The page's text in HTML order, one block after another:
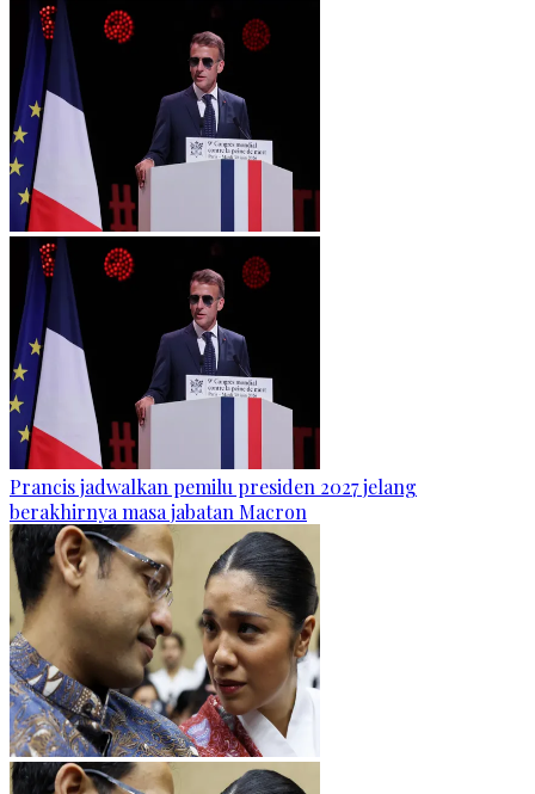
Prancis jadwalkan pemilu presiden 2027 jelang
berakhirnya masa jabatan Macron